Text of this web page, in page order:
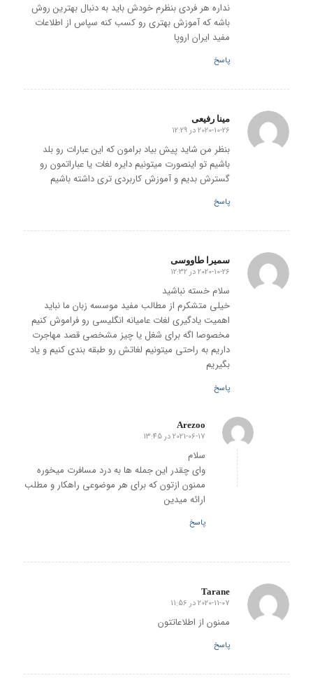
نداره هر فردی بنظرم خودش باید به دنبال بهترین روش
باشه که آموزش بهتری رو کسب کنه سپاس از اطلاعات
مفید ایران اروپا
پاسخ
مینا رفیعی
گفته:
2020-10-26 در 12:29
بنظر من شاید پیش بیاد برامون که این عبارات رو بلد
باشیم تو اینصورت میتونیم دایره لغات یا عباراتمون رو
گسترش بدیم و آموزش کاربردی تری داشته باشیم
پاسخ
سمیرا طاووسی
گفته:
2020-10-26 در 12:32
سلام خسته نباشید
خیلی متشکرم از مطالب مفید موسسه زبان ما نباید
اهمیت یادگیری لغات عامیانه انگلیسی رو فراموش کنیم
مخصوصا اگه برای شغل یا چیز مشخصی قصد مهاجرت
داریم به راحتی میتونیم لغاتش رو طبقه بندی کنیم و یاد
بگیریم
پاسخ
Arezoo
گفته:
2021-06-17 در 13:45
سلام
وای چقدر این جمله ها به درد مسافرت میخوره
ممنون ازتون که برای هر موضوعی راهکار و مطلب
ارائه میدین
پاسخ
Tarane
گفته:
2020-11-07 در 11:56
ممنون از اطلاعاتتون
پاسخ